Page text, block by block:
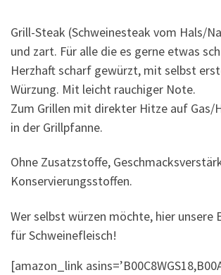
Grill-Steak (Schweinesteak vom Hals/
und zart. Für alle die es gerne etwas
Herzhaft scharf gewürzt, mit selbst
Würzung. Mit leicht rauchiger Note.
Zum Grillen mit direkter Hitze auf Gas/
in der Grillpfanne.
Ohne Zusatzstoffe,
Konservierungsstoffen.
Wer selbst würzen möchte, hier unsere
für Schweinefleisch!
[amazon_link